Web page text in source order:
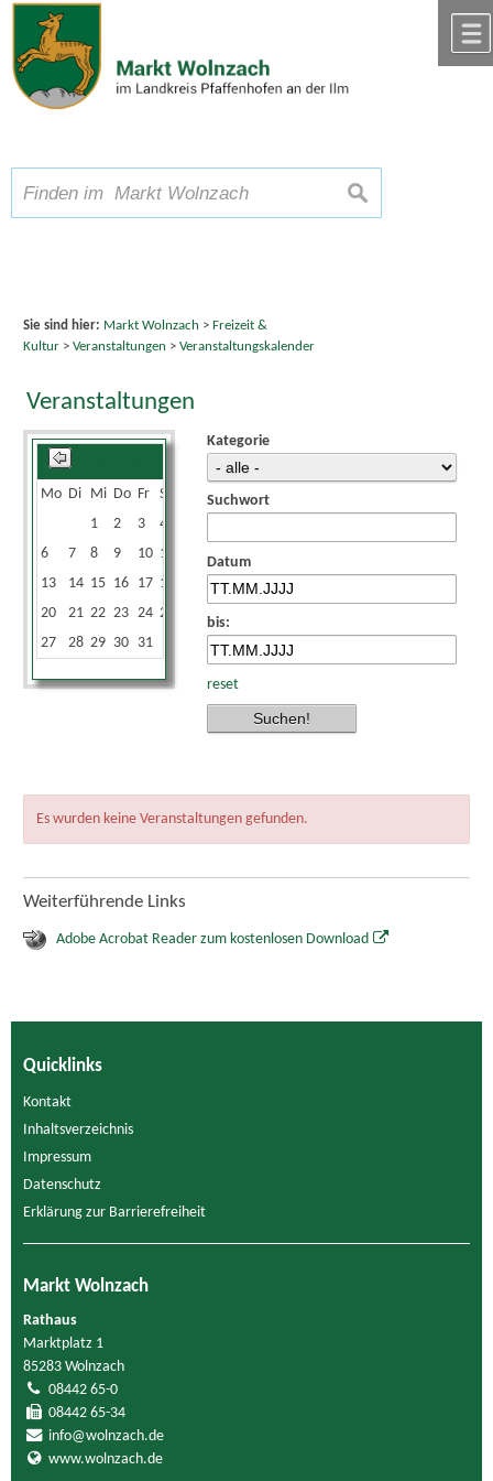
Zum Inhalt,zur Navigation
Schriftgröße A A A suchen
Sie sind hier: Markt Wolnzach > Freizeit &
Kultur> Veranstaltungen > Veranstaltungskalender
Veranstaltungen
Mo Di Mi Do Fr Sa
1
2 3 4
6
7 8 9 10 11
13
14 15 16 17 18
20
21 22 23 24 25
27
28 29 30 31
Kategorie
Suchwort
Datum
bis:
reset
Es wurden keine Veranstaltungen gefunden.
Weiterführende Links
Adobe Acrobat Reader zum kostenlosen Download
Quicklinks
Kontakt
Inhaltsverzeichnis
Impressum
Datenschutz
Erklärung zur Barrierefreiheit
Markt Wolnzach
Rathaus
Marktplatz 1
85283 Wolnzach
08442 65-0
08442 65-34
info@wolnzach.de
www.wolnzach.de